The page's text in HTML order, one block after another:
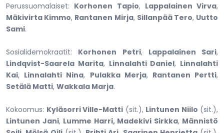
Perussuomalaiset: Korhonen Tapio, Lappalainen Virva,
Mäkivirta Kimmo, Rantanen Mirja, Sillanpää Tero, Uutto
Sami.
Sosialidemokraatit: Korhonen Petri, Lappalainen Sari,
Lindqvist-Saarela Marita, Linnalahti Daniel, Linnalahti
Kai, Linnalahti Nina, Pulakka Merja, Rantanen Pertti,
Setälä Matti, Wakkala Marja.
Kokoomus: Kyläsorri Ville-Matti (sit.), Lintunen Niilo (sit.),
Lintunen Jani, Lumme Harri, Madekivi Sirkka, Männistö